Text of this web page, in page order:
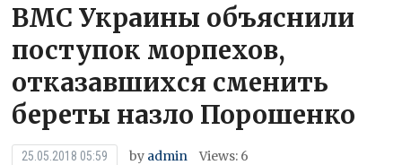
ВМС Украины объяснили
поступок морпехов,
отказавшихся сменить
береты назло Порошенко
25.05.2018 05:59 by admin Views: 6